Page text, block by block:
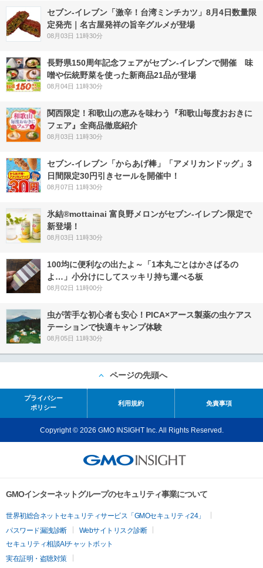
セブン-イレブン「激辛！台湾ミンチカツ」8月4日数量限
定発売｜名古屋発祥の旨辛グルメが登場
08月03日 11時30分
長野県150周年記念フェアがセブン-イレブンで開催 味
噌や伝統野菜を使った新商品21品が登場
08月04日 11時30分
関西限定！和歌山の恵みを味わう『和歌山毎度おおきに
フェア』全商品徹底紹介
08月03日 11時30分
セブン‐イレブン「からあげ棒」「アメリカンドッグ」3
日間限定30円引きセールを開催中！
08月07日 11時30分
氷結®mottainai 富良野メロンがセブン‐イレブン限定で
新登場！
08月03日 11時30分
100均に便利なの出たよ～「1本丸ごとはかさばるの
よ…」小分けにしてスッキリ持ち運べる板
08月02日 11時00分
虫が苦手な初心者も安心！PICA×アース製薬の虫ケアス
テーションで快適キャンプ体験
08月05日 11時30分
ページの先頭へ
プライバシー
ポリシー
利用規約 免責事項
Copyright © 2026 GMO INSIGHT Inc. All Rights Reserved.
GMOインターネットグループのセキュリティ事業について
世界初総合ネットセキュリティサービス「GMOセキュリティ24」
パスワード漏洩診断
Webサイトリスク診断
セキュリティ相談AIチャットボット
実在証明・盗聴対策